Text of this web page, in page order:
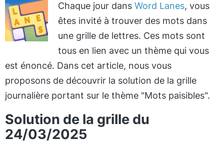
Chaque jour dans Word Lanes, vous
êtes invité à trouver des mots dans
une grille de lettres. Ces mots sont
tous en lien avec un thème qui vous
est énoncé. Dans cet article, nous vous
proposons de découvrir la solution de la grille
journalière portant sur le thème "Mots paisibles".
Solution de la grille du
24/03/2025